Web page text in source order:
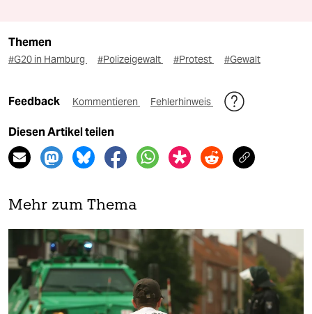
Themen
#G20 in Hamburg #Polizeigewalt #Protest #Gewalt
Feedback Kommentieren Fehlerhinweis
Diesen Artikel teilen
Mehr zum Thema